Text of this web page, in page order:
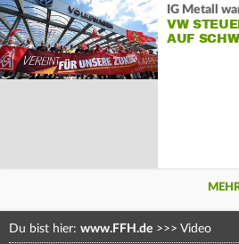
IG Metall
VW
AUF
Du bist hier: www.FFH.de >>> Video